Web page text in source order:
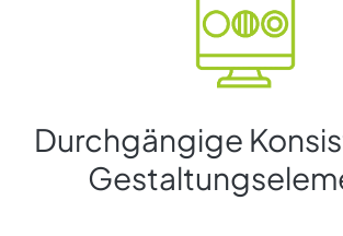
Durchgängige